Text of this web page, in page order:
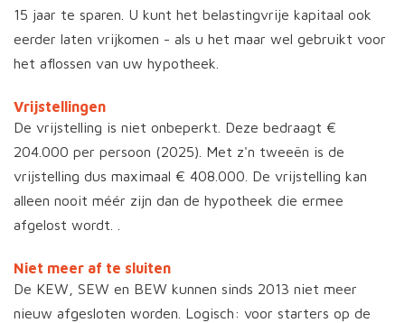
15 jaar te sparen. U kunt het belastingvrije kapitaal ook
eerder laten vrijkomen - als u het maar wel gebruikt voor
het aflossen van uw hypotheek.
Vrijstellingen
De vrijstelling is niet onbeperkt. Deze bedraagt €
204.000 per persoon (2025). Met z'n tweeën is de
vrijstelling dus maximaal € 408.000. De vrijstelling kan
alleen nooit méér zijn dan de hypotheek die ermee
afgelost wordt. .
Niet meer af te sluiten
De KEW, SEW en BEW kunnen sinds 2013 niet meer
nieuw afgesloten worden. Logisch: voor starters op de